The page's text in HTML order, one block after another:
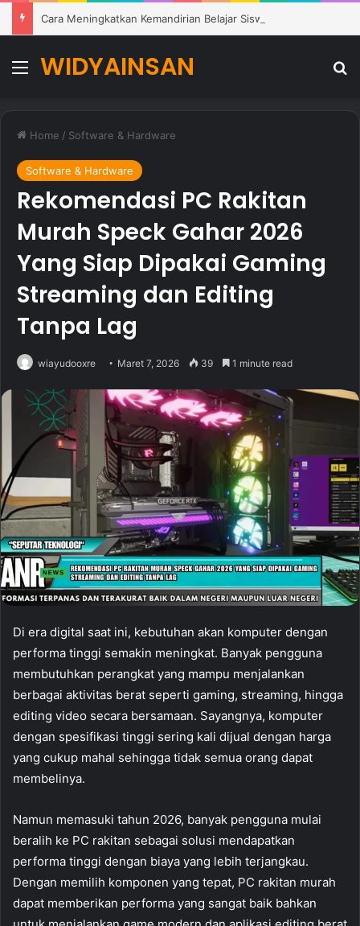
Menu
WIDYAINSAN
Home / Software & Hardware
Software & Hardware
Rekomendasi PC Rakitan
Murah Speck Gahar 2026
Yang Siap Dipakai Gaming
Streaming dan Editing
Tanpa Lag
wiayudooxre Maret 7, 2026 39 1 minute read
Di era digital saat ini, kebutuhan akan komputer dengan
performa tinggi semakin meningkat. Banyak pengguna
membutuhkan perangkat yang mampu menjalankan
berbagai aktivitas berat seperti gaming, streaming, hingga
editing video secara bersamaan. Sayangnya, komputer
dengan spesifikasi tinggi sering kali dijual dengan harga
yang cukup mahal sehingga tidak semua orang dapat
membelinya.
Namun memasuki tahun 2026, banyak pengguna mulai
beralih ke PC rakitan sebagai solusi mendapatkan
performa tinggi dengan biaya yang lebih terjangkau.
Dengan memilih komponen yang tepat, PC rakitan murah
dapat memberikan performa yang sangat baik bahkan